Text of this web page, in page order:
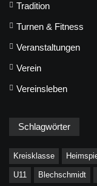
Tradition
Turnen & Fitness
Veranstaltungen
Verein
Vereinsleben
Schlagwörter
Kreisklasse
U11 Blechschmidt